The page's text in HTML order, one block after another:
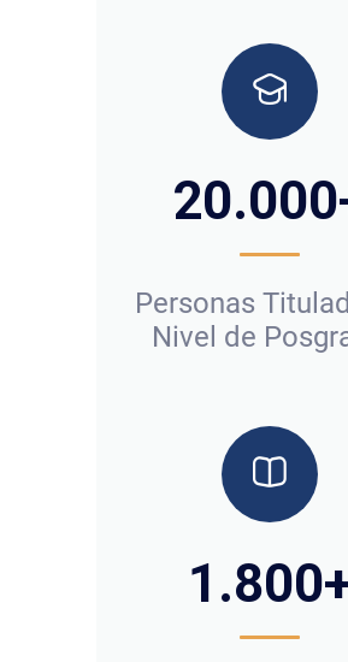
20.000
Personas
Nivel de
1.800